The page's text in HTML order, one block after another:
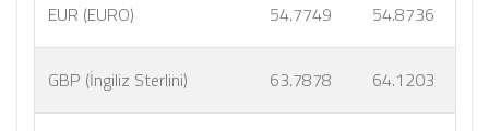
EUR (EURO) 54.7749 54.8736
GBP (İngiliz Sterlini) 63.7878 64.1203